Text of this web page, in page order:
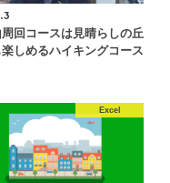
回コースは見晴らしの丘
しめるハイキングコース
Excel